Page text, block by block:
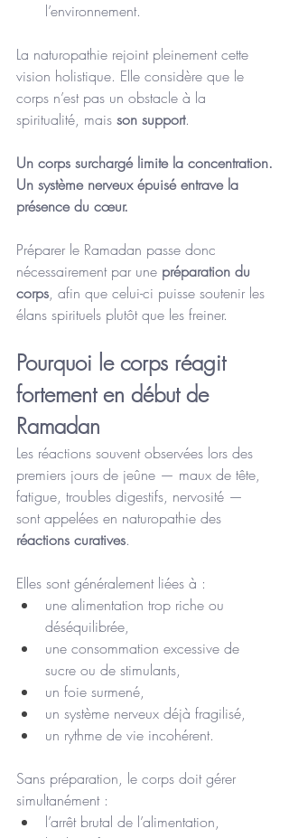
l’environnement.
La naturopathie rejoint pleinement cette
vision holistique. Elle considère que le
corps n’est pas un obstacle à la
spiritualité, mais son support.
Un corps surchargé limite la concentration.
Un système nerveux épuisé entrave la
présence du cœur.
Préparer le Ramadan passe donc
nécessairement par une préparation du
corps, afin que celui-ci puisse soutenir les
élans spirituels plutôt que les freiner.
Pourquoi le corps réagit
fortement en début de
Ramadan
Les réactions souvent observées lors des
premiers jours de jeûne — maux de tête,
fatigue, troubles digestifs, nervosité —
sont appelées en naturopathie des
réactions curatives.
Elles sont généralement liées à :
une alimentation trop riche ou
déséquilibrée,
une consommation excessive de
sucre ou de stimulants,
un foie surmené,
un système nerveux déjà fragilisé,
un rythme de vie incohérent.
Sans préparation, le corps doit gérer
simultanément :
l’arrêt brutal de l’alimentation,